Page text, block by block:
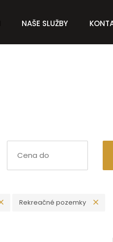
NAŠE SLUŽBY
Rekreačné pozemky